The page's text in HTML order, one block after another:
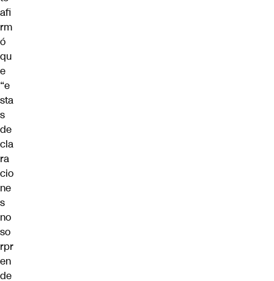
afi
rm
ó
qu
e
“e
sta
s
de
cla
ra
cio
ne
s
no
so
rpr
en
de